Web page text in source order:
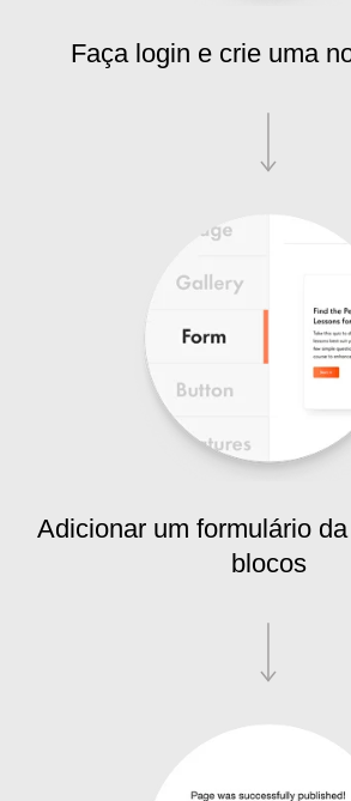
Faça login e crie uma
Adicionar um formulário
blocos